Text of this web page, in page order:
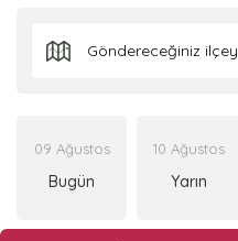
09 Ağustos
Bugün
10 Ağustos
Yarın